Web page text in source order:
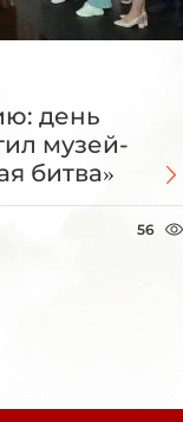
день
музей-
битва»
56